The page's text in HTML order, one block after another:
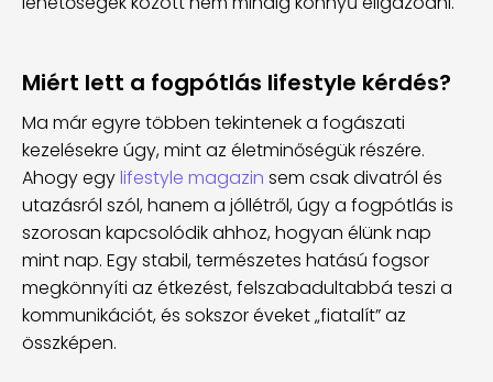
Miért lett a fogpótlás lifestyle kérdés?
Ma már egyre többen tekintenek a fogászati
kezelésekre úgy, mint az életminőségük részére.
Ahogy egylifestyle magazin sem csak divatról és
utazásról szól, hanem a jóllétről, úgy a fogpótlás is
szorosan kapcsolódik ahhoz, hogyan élünk nap
mint nap. Egy stabil, természetes hatású fogsor
megkönnyíti az étkezést, felszabadultabbá teszi a
kommunikációt, és sokszor éveket „fiatalít” az
összképen.